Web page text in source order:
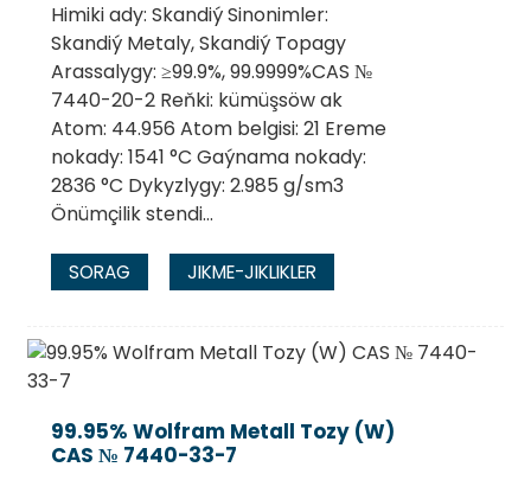
Himiki ady: Skandiý Sinonimler:
Skandiý Metaly, Skandiý Topagy
Arassalygy: ≥99.9%, 99.9999%CAS №
7440-20-2 Reňki: kümüşsöw ak
Atom: 44.956 Atom belgisi: 21 Ereme
nokady: 1541 °C Gaýnama nokady:
2836 °C Dykyzlygy: 2.985 g/sm3
Önümçilik stendi...
SORAG JIKME-JIKLIKLER
99.95% Wolfram Metall Tozy (W)
CAS № 7440-33-7